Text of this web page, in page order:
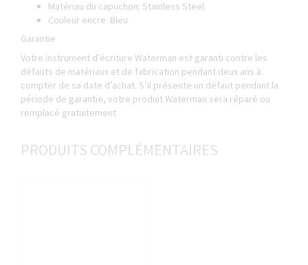
Matériau du capuchon: Stainless Steel
Couleur encre: Bleu
Garantie
Votre instrument d’écriture Waterman est garanti contre les
défauts de matériaux et de fabrication pendant deux ans à
compter de sa date d’achat. S’il présente un défaut pendant la
période de garantie, votre produit Waterman sera réparé ou
remplacé gratuitement
PRODUITS COMPLÉMENTAIRES